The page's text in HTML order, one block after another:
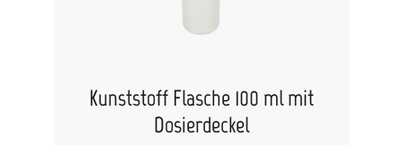
Kunststoff Flasche 100 ml mit
Dosierdeckel